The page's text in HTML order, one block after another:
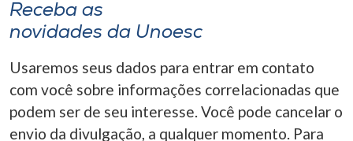
Receba as
novidades da Unoesc
Usaremos seus dados para entrar em contato
com você sobre informações correlacionadas que
podem ser de seu interesse. Você pode cancelar o
envio da divulgação, a qualquer momento. Para